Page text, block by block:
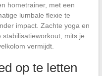
hometrainer, met een
lumbale flexie te
impact. Zachte yoga en
mits je
vermijdt.
op te letten